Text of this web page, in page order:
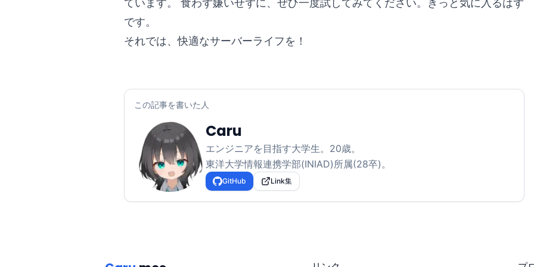
ています。 食わず嫌いせずに、ぜひ一度試してみてください。きっと気に入るはず
です。
それでは、快適なサーバーライフを！
この記事を書いた人
Caru
エンジニアを目指す大学生。 20歳。
東洋大学情報連携学部(INIAD)所属(28卒)。
GitHub Link集